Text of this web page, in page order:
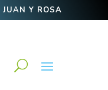
JUAN Y ROSA